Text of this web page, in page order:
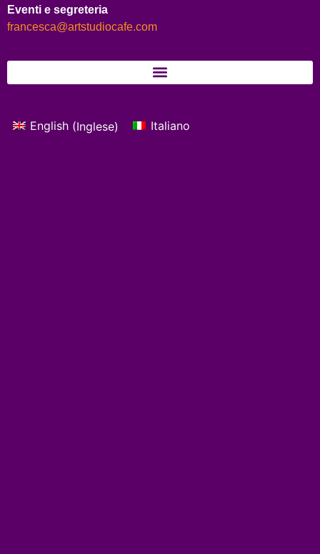
Eventi e segreteria
francesca@artstudiocafe.com
English (Inglese) Italiano